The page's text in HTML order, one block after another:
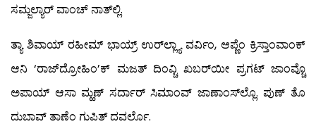
ಸಮ್ಜಲ್ಯಾರ್ ವಾಂಚ್ ನಾತ್‍ಲ್ಲಿ.
ತ್ಯಾ ಶಿವಾಯ್ ರಹೀಮ್ ಭಾಯ್ರ್ ಉರ್‌ಲ್ಲ್ಯಾ ವರ್ವಿಂ, ಆಪ್ಣೆಂ ಕ್ರಿಸ್ತಾಂವಾಂಕ್
ಆನಿ ‘ರಾಜ್‍ದ್ರೋಹಿಂ’ಕ್ ಮಜತ್ ದಿಂವ್ಚಿ ಖಬರ್‌ಯೀ ಪ್ರಗಟ್ ಜಾಂವ್ಚೊ
ಅಪಾಯ್ ಆಸಾ ಮ್ಹಣ್ ಸರ್ದಾರ್ ಸಿಮಾಂವ್ ಜಾಣಾಂಸ್‍ಲ್ಲೊ. ಪುಣ್ ತೊ
ದುಬಾವ್ ತಾಣೆಂ ಗುಪಿತ್ ದವರ್ಲೊ.